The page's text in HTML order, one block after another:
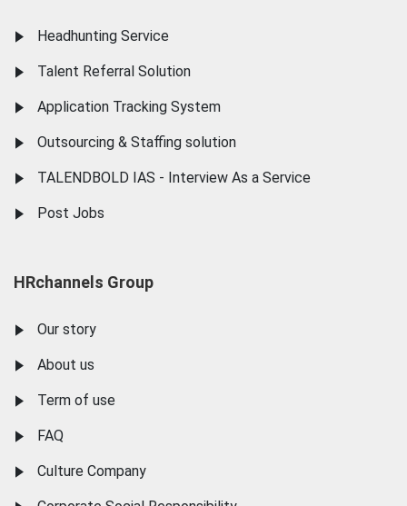
Headhunting Service
Talent Referral Solution
Application Tracking System
Outsourcing & Staffing solution
TALENDBOLD IAS - Interview As a Service
Post Jobs
HRchannels Group
Our story
About us
Term of use
FAQ
Culture Company